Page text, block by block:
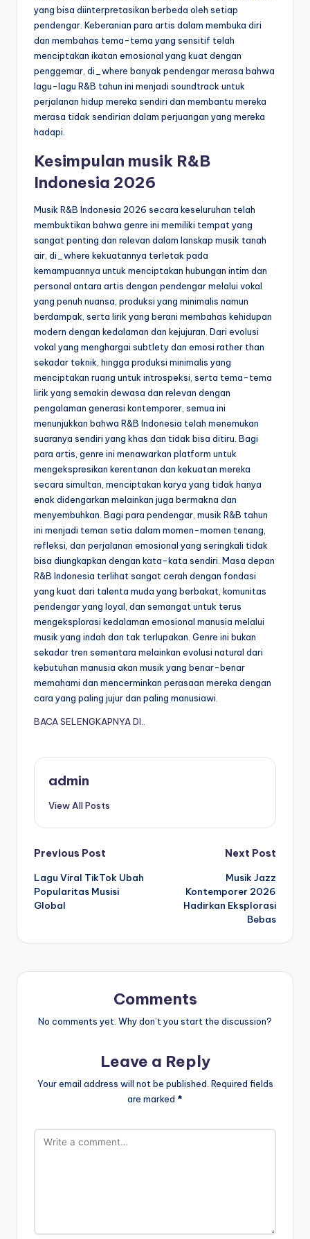
yang bisa diinterpretasikan berbeda oleh setiap
pendengar. Keberanian para artis dalam membuka diri
dan membahas tema-tema yang sensitif telah
menciptakan ikatan emosional yang kuat dengan
penggemar, di_where banyak pendengar merasa bahwa
lagu-lagu R&B tahun ini menjadi soundtrack untuk
perjalanan hidup mereka sendiri dan membantu mereka
merasa tidak sendirian dalam perjuangan yang mereka
hadapi.
Kesimpulan musik R&B
Indonesia 2026
Musik R&B Indonesia 2026 secara keseluruhan telah
membuktikan bahwa genre ini memiliki tempat yang
sangat penting dan relevan dalam lanskap musik tanah
air, di_where kekuatannya terletak pada
kemampuannya untuk menciptakan hubungan intim dan
personal antara artis dengan pendengar melalui vokal
yang penuh nuansa, produksi yang minimalis namun
berdampak, serta lirik yang berani membahas kehidupan
modern dengan kedalaman dan kejujuran. Dari evolusi
vokal yang menghargai subtlety dan emosi rather than
sekadar teknik, hingga produksi minimalis yang
menciptakan ruang untuk introspeksi, serta tema-tema
lirik yang semakin dewasa dan relevan dengan
pengalaman generasi kontemporer, semua ini
menunjukkan bahwa R&B Indonesia telah menemukan
suaranya sendiri yang khas dan tidak bisa ditiru. Bagi
para artis, genre ini menawarkan platform untuk
mengekspresikan kerentanan dan kekuatan mereka
secara simultan, menciptakan karya yang tidak hanya
enak didengarkan melainkan juga bermakna dan
menyembuhkan. Bagi para pendengar, musik R&B tahun
ini menjadi teman setia dalam momen-momen tenang,
refleksi, dan perjalanan emosional yang seringkali tidak
bisa diungkapkan dengan kata-kata sendiri. Masa depan
R&B Indonesia terlihat sangat cerah dengan fondasi
yang kuat dari talenta muda yang berbakat, komunitas
pendengar yang loyal, dan semangat untuk terus
mengeksplorasi kedalaman emosional manusia melalui
musik yang indah dan tak terlupakan. Genre ini bukan
sekadar tren sementara melainkan evolusi natural dari
kebutuhan manusia akan musik yang benar-benar
memahami dan mencerminkan perasaan mereka dengan
cara yang paling jujur dan paling manusiawi.
BACA SELENGKAPNYA DI..
admin
View All Posts
Post
navigation
Previous Post
Lagu Viral TikTok Ubah
Popularitas Musisi
Global
Next Post
Musik Jazz
Kontemporer 2026
Hadirkan Eksplorasi
Bebas
Comments
No comments yet. Why don’t you start the discussion?
Leave a Reply
Your email address will not be published. Required fields
are marked *